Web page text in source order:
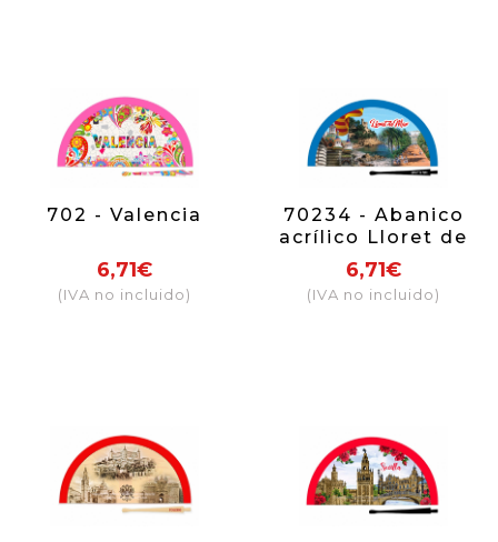
702 - Valencia
6,71€
(IVA no incluido)
70234 - Abanico
acrílico Lloret de
Mar
6,71€
(IVA no incluido)